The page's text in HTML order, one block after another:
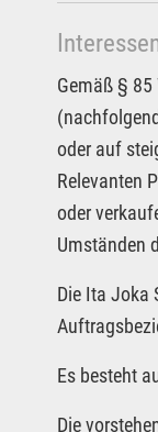
Gemäß §
oder auf
Relevanten
oder
Umständen
Die Ita Joka
Es besteht
Die